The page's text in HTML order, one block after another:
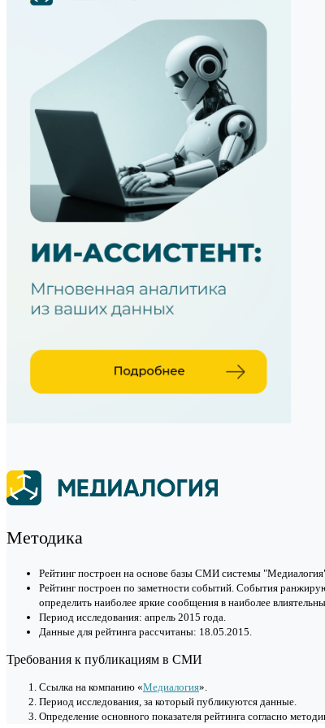
Методика
Рейтинг построен на основе базы СМИ системы
Рейтинг построен по заметности событий. События
определить наиболее яркие сообщения в наиболее
Период исследования: апрель 2015 года.
Данные для рейтинга рассчитаны: 18.05.2015.
Требования к публикациям в СМИ
Cсылка на компанию «Медиалогия».
Период исследования, за который публикуются данные.
Определение основного показателя рейтинга согласно